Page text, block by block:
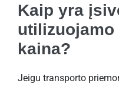
Kaip yra
kaina?
Jeigu transporto